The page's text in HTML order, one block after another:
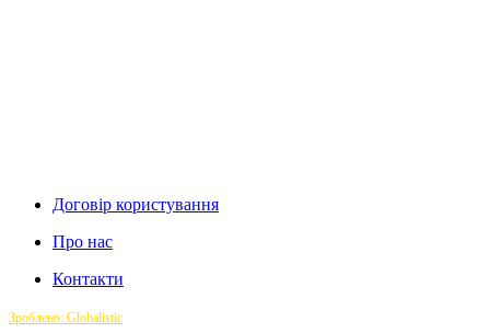
Договір користування
Про нас
Контакти
Зроблено: Globalistic